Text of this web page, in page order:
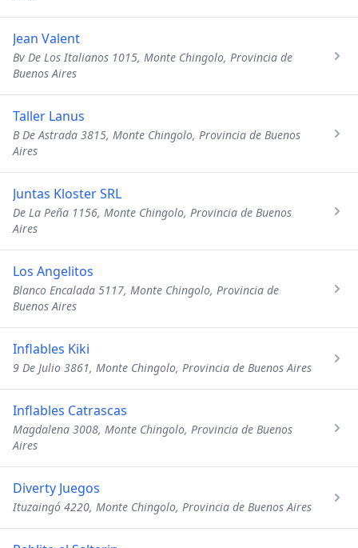
Jean Valent
Bv De Los Italianos 1015, Monte Chingolo, Provincia de
Buenos Aires
Taller Lanus
B De Astrada 3815, Monte Chingolo, Provincia de Buenos
Aires
Juntas Kloster SRL
De La Peña 1156, Monte Chingolo, Provincia de Buenos
Aires
Los Angelitos
Blanco Encalada 5117, Monte Chingolo, Provincia de
Buenos Aires
Inflables Kiki
9 De Julio 3861, Monte Chingolo, Provincia de Buenos Aires
Inflables Catrascas
Magdalena 3008, Monte Chingolo, Provincia de Buenos
Aires
Diverty Juegos
Ituzaingó 4220, Monte Chingolo, Provincia de Buenos Aires